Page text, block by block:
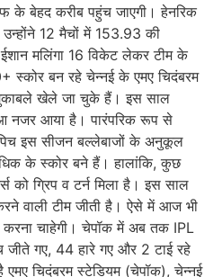
बेहद करीब पहुंच जाएगी। हेनरिक
12 मैचों में 153.93 की
मलिंगा 16 विकेट लेकर टीम के
बन रहे चेन्नई के एमए चिदंबरम
खेले जा चुके हैं। इस साल
नजर आया है। पारंपरिक रूप से
पिच इस सीजन बल्लेबाजों के अनुकूल
के स्कोर बने हैं। हालांकि, कुछ
ग्रिप व टर्न मिला है। इस साल
वाली टीम जीती है। ऐसे में आज भी
करना चाहेगी। चेपॉक में अब तक IPL
गए, 44 हारे गए और 2 टाई रहे
एमए चिदंबरम स्टेडियम (चेपॉक), चेन्नई